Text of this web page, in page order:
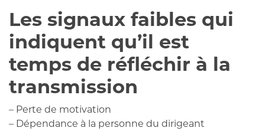
Les signaux faibles qui
indiquent qu’il est
temps de réfléchir à la
transmission
– Perte de motivation
– Dépendance à la personne du dirigeant